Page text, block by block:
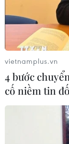
vietnamplus.vn
4 bước
cố niềm tin